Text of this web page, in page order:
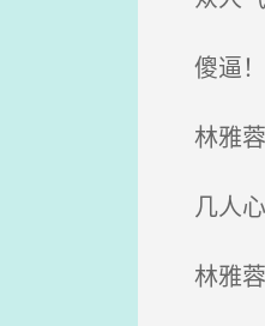
傻逼！
林雅蓉
几人心
林雅蓉